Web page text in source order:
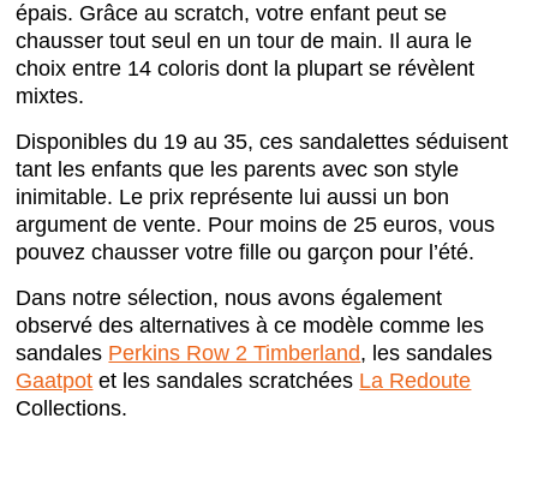
épais. Grâce au scratch, votre enfant peut se
chausser tout seul en un tour de main. Il aura le
choix entre 14 coloris dont la plupart se révèlent
mixtes.
Disponibles du 19 au 35, ces sandalettes séduisent
tant les enfants que les parents avec son style
inimitable. Le prix représente lui aussi un bon
argument de vente. Pour moins de 25 euros, vous
pouvez chausser votre fille ou garçon pour l’été.
Dans notre sélection, nous avons également
observé des alternatives à ce modèle comme les
sandales Perkins Row 2 Timberland, les sandales
Gaatpot et les sandales scratchées La Redoute
Collections.